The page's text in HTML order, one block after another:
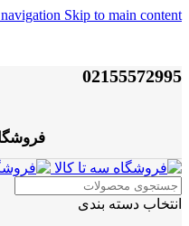
Skip to main content
02155572995
انتخاب دسته بندی